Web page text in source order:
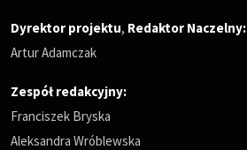
Dyrektor projektu, Redaktor Naczelny:
Artur Adamczak
Zespół redakcyjny:
Franciszek Bryska
Aleksandra Wróblewska